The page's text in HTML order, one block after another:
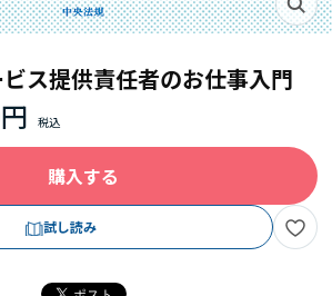
ス提供責任者のお仕事入門
購入する
試し読み